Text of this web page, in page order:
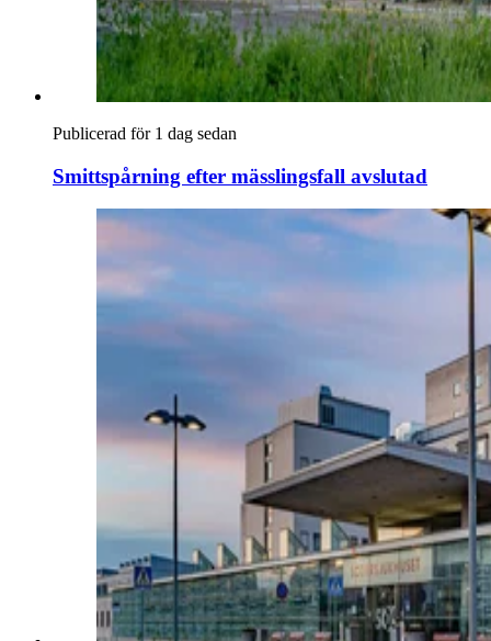
Publicerad för 1 dag sedan
Smittspårning efter mässlingsfall avslutad